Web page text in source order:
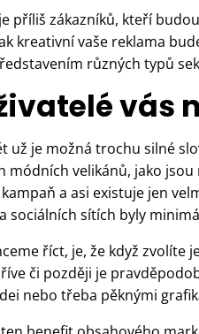
příliš zákazníků, kteří
kreativní vaše reklama
různých typů
vás
už je možná trochu silné
módních velikánů, jako
a asi existuje jen
sociálních sítích byly
říct, je, že když
či později je
nebo třeba pěknými